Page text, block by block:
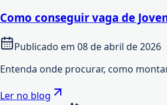
Como conseguir vaga de
Publicado em 08 de abril de 2026
Entenda onde procurar, como
Ler no blog